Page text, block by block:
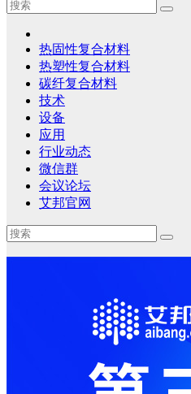
热固性复合材料
热塑性复合材料
碳纤复合材料
技术
设备
应用
行业动态
微信群
会议论坛
艾邦官网